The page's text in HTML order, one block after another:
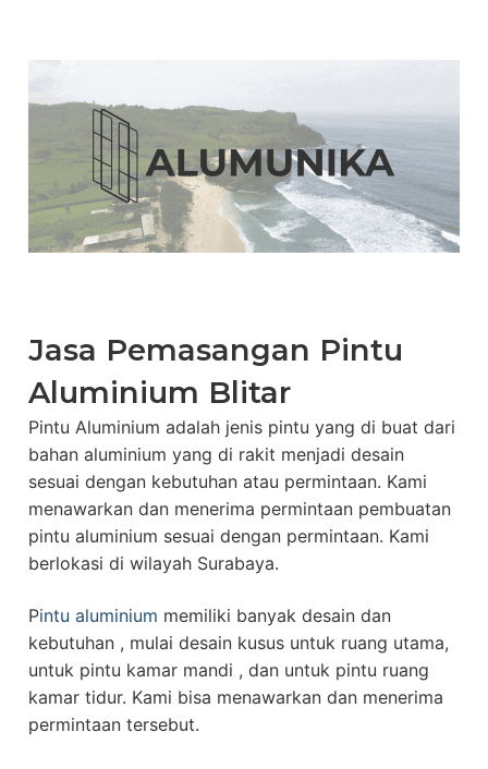
Jasa Pemasangan Pintu
Aluminium Blitar
Pintu Aluminium adalah jenis pintu yang di buat dari
bahan aluminium yang di rakit menjadi desain
sesuai dengan kebutuhan atau permintaan. Kami
menawarkan dan menerima permintaan pembuatan
pintu aluminium sesuai dengan permintaan. Kami
berlokasi di wilayah Surabaya.
Pintu aluminium memiliki banyak desain dan
kebutuhan , mulai desain kusus untuk ruang utama,
untuk pintu kamar mandi , dan untuk pintu ruang
kamar tidur. Kami bisa menawarkan dan menerima
permintaan tersebut.